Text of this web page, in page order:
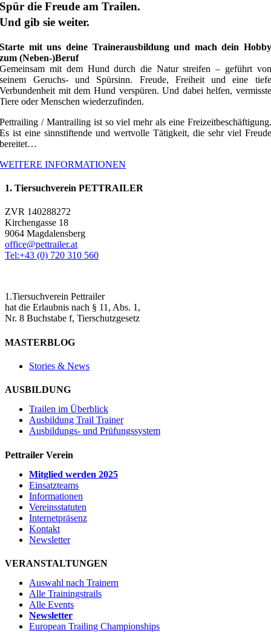
Spür die Freude am Trailen.
Und gib sie weiter.
Starte mit uns deine Trainerausbildung und mach dein Hobby
zum (Neben-)Beruf
Gemeinsam mit dem Hund durch die Natur streifen – geführt von
seinem Geruchs- und Spürsinn. Freude, Freiheit und eine tiefe
Verbundenheit mit dem Hund verspüren. Und dabei helfen, vermisste
Tiere oder Menschen wiederzufinden.
Pettrailing / Mantrailing ist so viel mehr als eine Freizeitbeschäftigung.
Es ist eine sinnstiftende und wertvolle Tätigkeit, die sehr viel Freude
bereitet…
WEITERE INFORMATIONEN
1. Tiersuchverein PETTRAILER
ZVR 140288272
Kirchengasse 18
9064 Magdalensberg
office@pettrailer.at
Tel:+43 (0) 720 310 560
1.Tiersuchverein Pettrailer
hat die Erlaubnis nach § 11, Abs. 1,
Nr. 8 Buchstabe f, Tierschutzgesetz
MASTERBLOG
Stories & News
AUSBILDUNG
Trailen im Überblick
Ausbildung Trail Trainer
Ausbildungs- und Prüfungssystem
Pettrailer Verein
Mitglied werden 2025
Einsatzteams
Informationen
Vereinsstatuten
Internetpräsenz
Kontakt
Newsletter
VERANSTALTUNGEN
Auswahl nach Trainern
Alle Trainingstrails
Alle Events
Newsletter
European Trailing Championships